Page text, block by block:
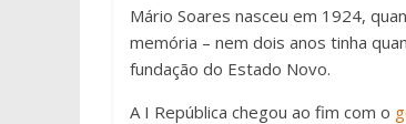
Mário Soares nasceu em 1924,
memória – nem dois anos tinha
fundação do Estado Novo.
A I República chegou ao fim com o